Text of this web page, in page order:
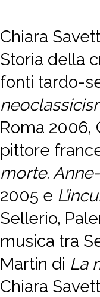
Chiara
Storia della
fonti tardo-
Roma 2006,
pittore
morte.
2005 e
Sellerio,
musica tra
Martin di La
Chiara